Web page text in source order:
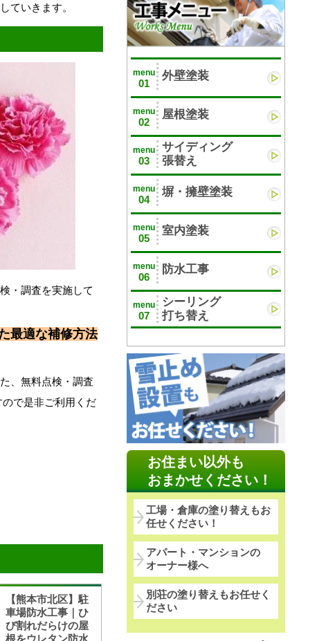
ていきます。
・調査を実施して
最適な補修方法
、無料点検・調査
で是非ご利用くだ
【熊本市北区】駐
車場防水工事｜ひ
び割れだらけの屋
根をウレタン防水
menu
01
外壁塗装
menu
02
屋根塗装
menu
03
サイディング
張替え
menu
04
塀・擁壁塗装
menu
05
室内塗装
menu
06
防水工事
menu
07
シーリング
打ち替え
お住まい以外も
おまかせください！
工場・倉庫の塗り替えもお
任せください！
アパート・マンションの
オーナー様へ
別荘の塗り替えもお任せく
ださい